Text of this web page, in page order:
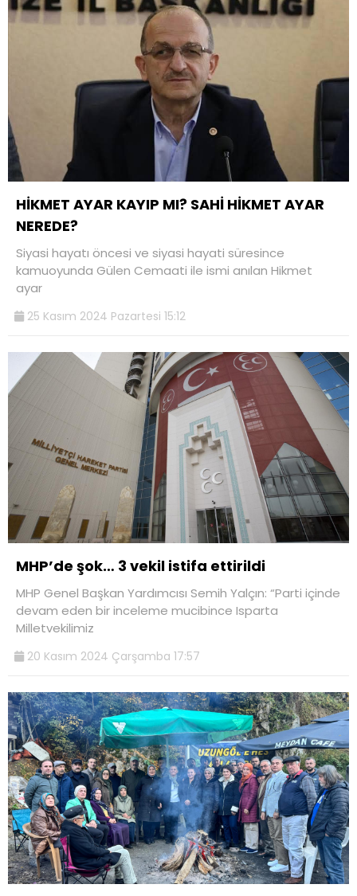
HİKMET AYAR KAYIP MI? SAHİ HİKMET AYAR
NEREDE?
Siyasi hayatı öncesi ve siyasi hayati süresince
kamuoyunda Gülen Cemaati ile ismi anılan Hikmet
ayar
25 Kasım 2024 Pazartesi 15:12
MHP’de şok… 3 vekil istifa ettirildi
MHP Genel Başkan Yardımcısı Semih Yalçın: “Parti içinde
devam eden bir inceleme mucibince Isparta
Milletvekilimiz
20 Kasım 2024 Çarşamba 17:57